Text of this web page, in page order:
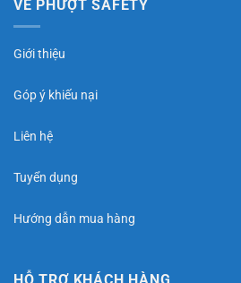
VỀ PHƯỢT SAFETY
Giới thiệu
Góp ý khiếu nại
Liên hệ
Tuyển dụng
Hướng dẫn mua hàng